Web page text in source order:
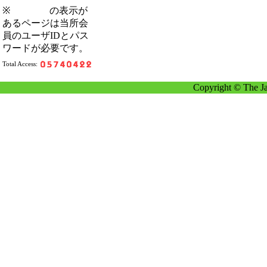
※
の表示が
あるページは当所会
員のユーザIDとパス
ワードが必要です。
Total Access:
Copyright © The